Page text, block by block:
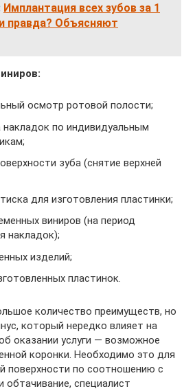
Имплантация всех зубов за 1
правда? Объясняют
осмотр ротовой полости;
по индивидуальным
зуба (снятие верхней
для изготовления пластинки;
виниров (на период
накладок);
изделий;
пластинок.
количество преимуществ, но
который нередко влияет на
оказании услуги — возможное
коронки. Необходимо это для
поверхности по соотношению с
обтачивание, специалист